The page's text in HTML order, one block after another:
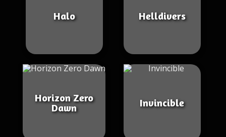
Halo Helldivers
Horizon Zero
Dawn
Invincible